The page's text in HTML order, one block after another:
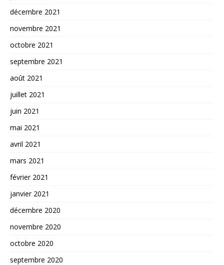
décembre 2021
novembre 2021
octobre 2021
septembre 2021
août 2021
juillet 2021
juin 2021
mai 2021
avril 2021
mars 2021
février 2021
janvier 2021
décembre 2020
novembre 2020
octobre 2020
septembre 2020